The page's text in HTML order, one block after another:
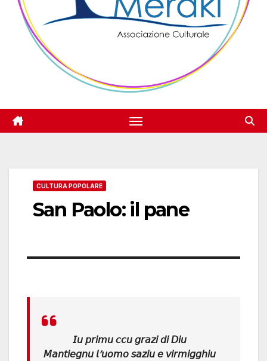
CULTURA POPOLARE
San Paolo: il pane
𝘐𝘶 𝘱𝘳𝘪𝘮𝘶 𝘤𝘤𝘶 𝘨𝘳𝘢𝘻𝘪 𝘥𝘪 𝘋𝘪𝘶
𝘔𝘢𝘯𝘵𝘪𝘦𝘨𝘯𝘶 𝘭’𝘶𝘰𝘮𝘰 𝘴𝘢𝘻𝘪𝘶 𝘦 𝘷𝘪𝘳𝘮𝘪𝘨𝘨𝘩𝘪𝘶